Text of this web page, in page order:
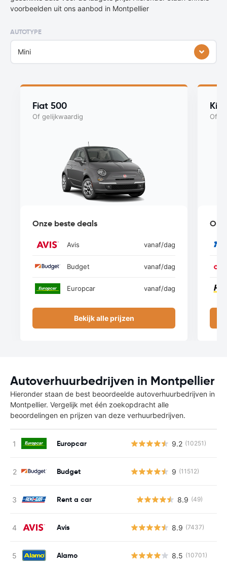
voorbeelden uit ons aanbod in Montpellier
AUTOTYPE
Mini
Fiat 500
Of gelijkwaardig
Onze beste deals
Avis vanaf/dag
Budget vanaf/dag
Europcar vanaf/dag
Bekijk alle prijzen
Kia
Of
Autoverhuurbedrijven in Montpellier
Hieronder staan de best beoordeelde autoverhuurbedrijven in
Montpellier. Vergelijk met één zoekopdracht alle
beoordelingen en prijzen van deze verhuurbedrijven.
Europcar 9.2 (10251)
Budget 9 (11512)
Rent a car 8.9 (49)
Avis 8.9 (7437)
Alamo 8.5 (10701)